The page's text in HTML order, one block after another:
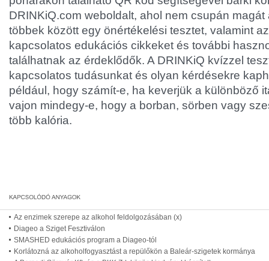
DRINKiQ.com weboldalt, ahol nem csupán
többek között egy önértékelési tesztet, valamint
kapcsolatos edukációs cikkeket és további
találhatnak az érdeklődők. A DRINKiQ kvízzel
kapcsolatos tudásunkat és olyan kérdésekre
például, hogy számít-e, ha keverjük a különböző
vajon mindegy-e, hogy a borban, sörben vagy
több kalória.
Az enzimek szerepe az alkohol feldolgozásában (x)
Diageo a Sziget Fesztiválon
SMASHED edukációs program a Diageo-tól
Korlátozná az alkoholfogyasztást a repülőkön a Baleár-szigetek kormánya